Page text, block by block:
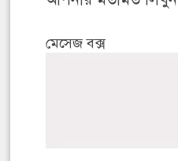
মেসেজ বক্স